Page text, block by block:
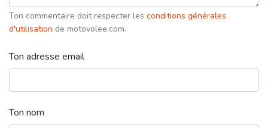
Ton commentaire doit respecter les conditions générales
d'utilisation de motovolee.com.
Ton adresse email
Ton nom